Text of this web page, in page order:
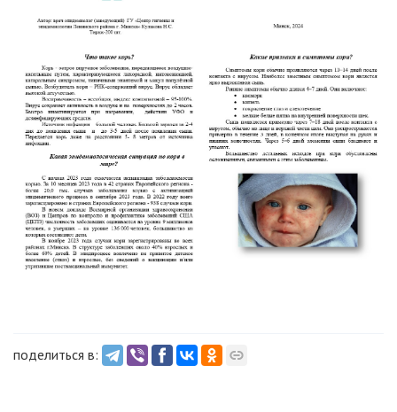
поделиться в: